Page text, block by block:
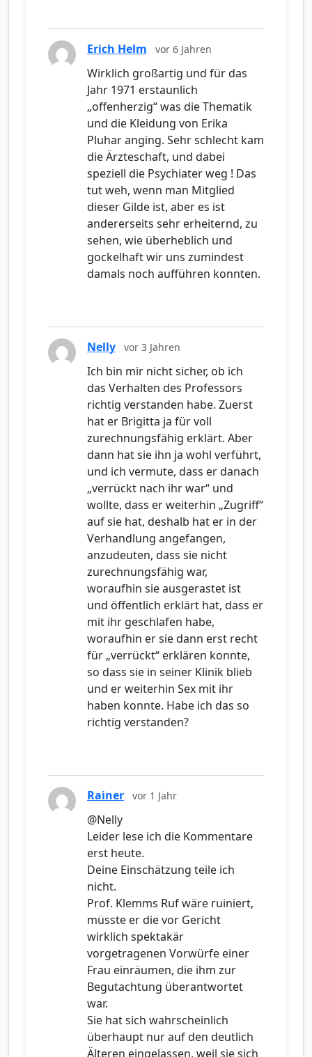
Erich Helm vor 6 Jahren
Wirklich großartig und für das
Jahr 1971 erstaunlich
„offenherzig“ was die Thematik
und die Kleidung von Erika
Pluhar anging. Sehr schlecht kam
die Ärzteschaft, und dabei
speziell die Psychiater weg ! Das
tut weh, wenn man Mitglied
dieser Gilde ist, aber es ist
andererseits sehr erheiternd, zu
sehen, wie überheblich und
gockelhaft wir uns zumindest
damals noch aufführen konnten.
Nelly vor 3 Jahren
Ich bin mir nicht sicher, ob ich
das Verhalten des Professors
richtig verstanden habe. Zuerst
hat er Brigitta ja für voll
zurechnungsfähig erklärt. Aber
dann hat sie ihn ja wohl verführt,
und ich vermute, dass er danach
„verrückt nach ihr war“ und
wollte, dass er weiterhin „Zugriff“
auf sie hat, deshalb hat er in der
Verhandlung angefangen,
anzudeuten, dass sie nicht
zurechnungsfähig war,
woraufhin sie ausgerastet ist
und öffentlich erklärt hat, dass er
mit ihr geschlafen habe,
woraufhin er sie dann erst recht
für „verrückt“ erklären konnte,
so dass sie in seiner Klinik blieb
und er weiterhin Sex mit ihr
haben konnte. Habe ich das so
richtig verstanden?
Rainer vor 1 Jahr
@Nelly
Leider lese ich die Kommentare
erst heute.
Deine Einschätzung teile ich
nicht.
Prof. Klemms Ruf wäre ruiniert,
müsste er die vor Gericht
wirklich spektakär
vorgetragenen Vorwürfe einer
Frau einräumen, die ihm zur
Begutachtung überantwortet
war.
Sie hat sich wahrscheinlich
überhaupt nur auf den deutlich
Älteren eingelassen, weil sie sich